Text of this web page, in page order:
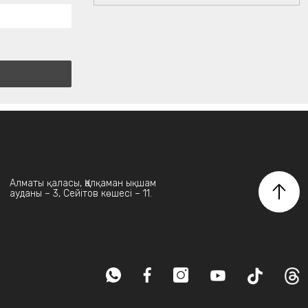
Алматы қаласы, Қалқаман ықшам
ауданы – 3, Сейітов көшесі – 11.